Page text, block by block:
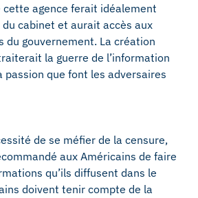
agence ferait idéalement
cabinet et aurait accès aux
du gouvernement. La création
la guerre de l’information
passion que font les adversaires
de se méfier de la censure,
aux Américains de faire
qu’ils diffusent dans le
doivent tenir compte de la